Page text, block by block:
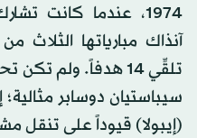
1974، عندما كانت
آنذاك مبارياتها
تلقِّي 14 هدفاً. ولم
سيباستيان دوسابر
(إيبولا) قيوداً على تنقل